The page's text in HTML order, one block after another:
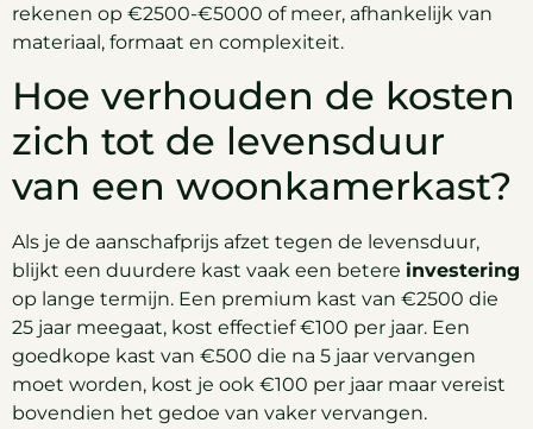
rekenen op €2500-€5000 of meer, afhankelijk van
materiaal, formaat en complexiteit.
Hoe verhouden de kosten
zich tot de levensduur
van een woonkamerkast?
Als je de aanschafprijs afzet tegen de levensduur,
blijkt een duurdere kast vaak een betere investering
op lange termijn. Een premium kast van €2500 die
25 jaar meegaat, kost effectief €100 per jaar. Een
goedkope kast van €500 die na 5 jaar vervangen
moet worden, kost je ook €100 per jaar maar vereist
bovendien het gedoe van vaker vervangen.